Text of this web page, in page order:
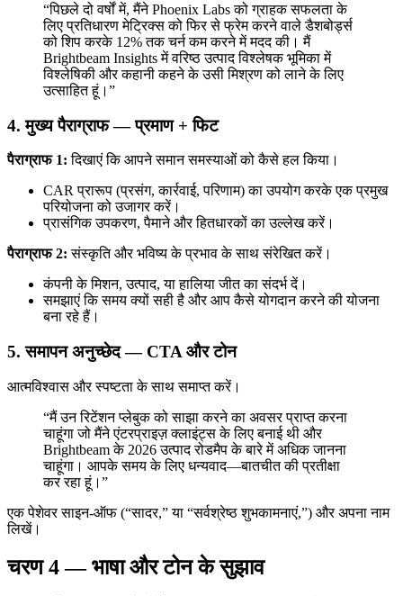
“पिछले दो वर्षों में, मैंने Phoenix Labs को ग्राहक सफलता के
लिए प्रतिधारण मेट्रिक्स को फिर से फ्रेम करने वाले डैशबोर्ड्स
को शिप करके 12% तक चर्न कम करने में मदद की। मैं
Brightbeam Insights में वरिष्ठ उत्पाद विश्लेषक भूमिका में
विश्लेषिकी और कहानी कहने के उसी मिश्रण को लाने के लिए
उत्साहित हूं।”
4. मुख्य पैराग्राफ — प्रमाण + फिट
पैराग्राफ 1: दिखाएं कि आपने समान समस्याओं को कैसे हल किया।
CAR प्रारूप (प्रसंग, कार्रवाई, परिणाम) का उपयोग करके एक प्रमुख
परियोजना को उजागर करें।
प्रासंगिक उपकरण, पैमाने और हितधारकों का उल्लेख करें।
पैराग्राफ 2: संस्कृति और भविष्य के प्रभाव के साथ संरेखित करें।
कंपनी के मिशन, उत्पाद, या हालिया जीत का संदर्भ दें।
समझाएं कि समय क्यों सही है और आप कैसे योगदान करने की योजना
बना रहे हैं।
5. समापन अनुच्छेद — CTA और टोन
आत्मविश्वास और स्पष्टता के साथ समाप्त करें।
“मैं उन रिटेंशन प्लेबुक को साझा करने का अवसर प्राप्त करना
चाहूंगा जो मैंने एंटरप्राइज़ क्लाइंट्स के लिए बनाई थी और
Brightbeam के 2026 उत्पाद रोडमैप के बारे में अधिक जानना
चाहूंगा। आपके समय के लिए धन्यवाद—बातचीत की प्रतीक्षा
कर रहा हूं।”
एक पेशेवर साइन-ऑफ (“सादर,” या “सर्वश्रेष्ठ शुभकामनाएं,”) और अपना नाम
लिखें।
चरण 4 — भाषा और टोन के सुझाव